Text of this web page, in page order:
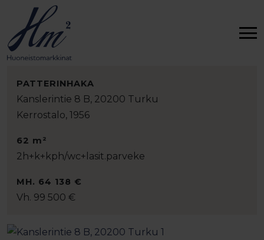
PATTERINHAKA
Kanslerintie 8 B, 20200 Turku
Kerrostalo, 1956
62 m²
2h+k+kph/wc+lasit.parveke
MH. 64 138 €
Vh. 99 500 €